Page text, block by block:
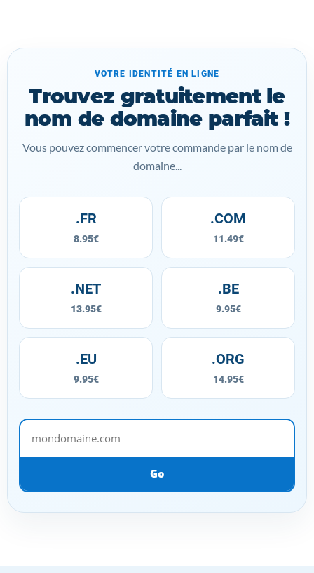
VOTRE IDENTITÉ EN LIGNE
Trouvez gratuitement le
nom de domaine parfait !
Vous pouvez commencer votre commande par le nom de
domaine...
.FR
8.95€
.COM
11.49€
.NET
13.95€
.BE
9.95€
.EU
9.95€
.ORG
14.95€
mondomaine.com
Go